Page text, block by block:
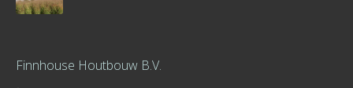
Finnhouse Houtbouw B.V.